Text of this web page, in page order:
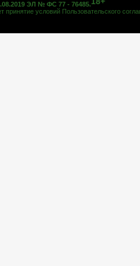
ЭЛ № ФС 77 - 76485.
принятие условий Пользовательского